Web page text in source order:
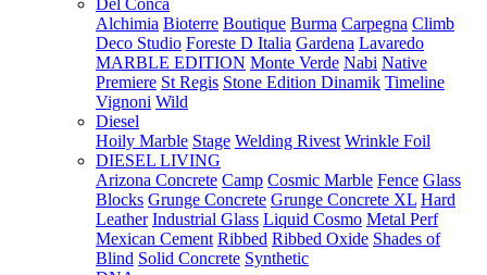
Del Conca
Alchimia Bioterre Boutique Burma Carpegna Climb
Deco Studio Foreste D Italia Gardena Lavaredo
MARBLE EDITION Monte Verde Nabi Native
Premiere St Regis Stone Edition Dinamik Timeline
Vignoni Wild
Diesel
Hoily Marble Stage Welding Rivest Wrinkle Foil
DIESEL LIVING
Arizona Concrete Camp Cosmic Marble Fence Glass
Blocks Grunge Concrete Grunge Concrete XL Hard
Leather Industrial Glass Liquid Cosmo Metal Perf
Mexican Cement Ribbed Ribbed Oxide Shades of
Blind Solid Concrete Synthetic